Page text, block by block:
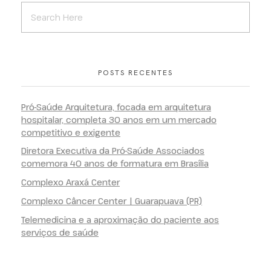
POSTS RECENTES
Pró-Saúde Arquitetura, focada em arquitetura
hospitalar, completa 30 anos em um mercado
competitivo e exigente
Diretora Executiva da Pró-Saúde Associados
comemora 40 anos de formatura em Brasília
Complexo Araxá Center
Complexo Câncer Center | Guarapuava (PR)
Telemedicina e a aproximação do paciente aos
serviços de saúde